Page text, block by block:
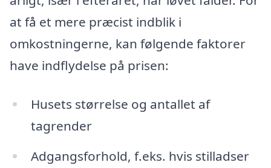
at få et mere præcist indblik i
omkostningerne, kan følgende faktorer
have indflydelse på prisen:
Husets størrelse og antallet af
tagrender
Adgangsforhold, f.eks. hvis stilladser